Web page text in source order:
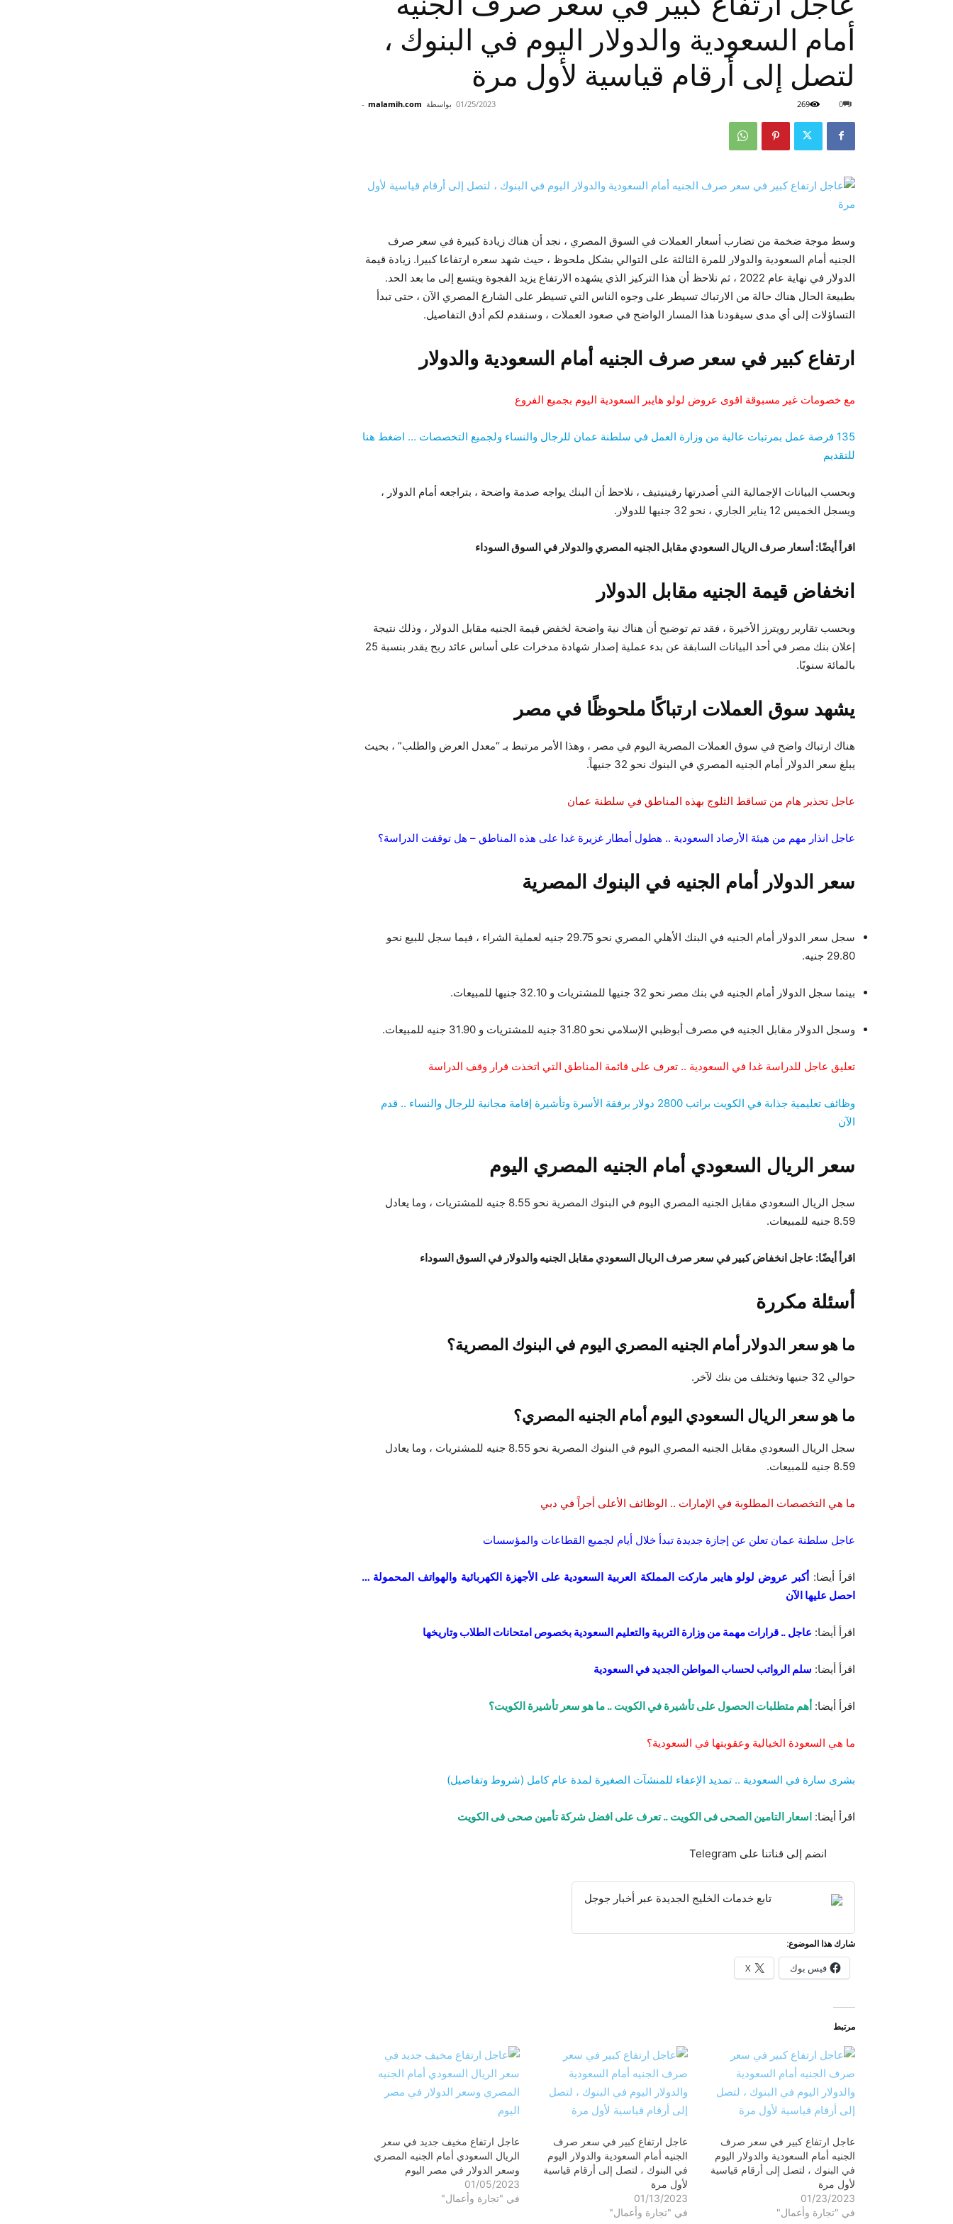
أمام السعودية والدولار اليوم في البنوك ،
لتصل إلى أرقام قياسية لأول مرة
بواسطة malamih.com
- 01/25/2023 0
269
وسط موجة ضخمة من تضارب أسعار العملات في السوق المصري ، نجد أن هناك زيادة كبيرة في سعر صرف
الجنيه أمام السعودية والدولار للمرة الثالثة على التوالي بشكل ملحوظ ، حيث شهد سعره ارتفاعا كبيرا. زيادة قيمة
الدولار في نهاية عام 2022 ، ثم نلاحظ أن هذا التركيز الذي يشهده الارتفاع يزيد الفجوة ويتسع إلى ما بعد الحد.
بطبيعة الحال هناك حالة من الارتباك تسيطر على وجوه الناس التي تسيطر على الشارع المصري الآن ، حتى تبدأ
التساؤلات إلى أي مدى سيقودنا هذا المسار الواضح في صعود العملات ، وسنقدم لكم أدق التفاصيل.
ارتفاع كبير في سعر صرف الجنيه أمام السعودية والدولار
مع خصومات غير مسبوقة اقوى عروض لولو هايبر السعودية اليوم بجميع الفروع
135 فرصة عمل بمرتبات عالية من وزارة العمل في سلطنة عمان للرجال والنساء ولجميع التخصصات … اضغط هنا
للتقديم
وبحسب البيانات الإجمالية التي أصدرتها رفينيتيف ، نلاحظ أن البنك يواجه صدمة واضحة ، بتراجعه أمام الدولار ،
ويسجل الخميس 12 يناير الجاري ، نحو 32 جنيها للدولار.
اقرأ أيضًا: أسعار صرف الريال السعودي مقابل الجنيه المصري والدولار في السوق السوداء
انخفاض قيمة الجنيه مقابل الدولار
وبحسب تقارير رويترز الأخيرة ، فقد تم توضيح أن هناك نية واضحة لخفض قيمة الجنيه مقابل الدولار ، وذلك نتيجة
إعلان بنك مصر في أحد البيانات السابقة عن بدء عملية إصدار شهادة مدخرات على أساس عائد ربح يقدر بنسبة 25
بالمائة سنويًا.
يشهد سوق العملات ارتباكًا ملحوظًا في مصر
هناك ارتباك واضح في سوق العملات المصرية اليوم في مصر ، وهذا الأمر مرتبط بـ “معدل العرض والطلب” ، بحيث
يبلغ سعر الدولار أمام الجنيه المصري في البنوك نحو 32 جنيهاً.
عاجل تحذير هام من تساقط الثلوج بهذه المناطق في سلطنة عمان
عاجل انذار مهم من هيئة الأرصاد السعودية .. هطول أمطار غزيرة غدا على هذه المناطق – هل توقفت الدراسة؟
سعر الدولار أمام الجنيه في البنوك المصرية
سجل سعر الدولار أمام الجنيه في البنك الأهلي المصري نحو 29.75 جنيه لعملية الشراء ، فيما سجل للبيع نحو
29.80 جنيه.
بينما سجل الدولار أمام الجنيه في بنك مصر نحو 32 جنيها للمشتريات و 32.10 جنيها للمبيعات.
وسجل الدولار مقابل الجنيه في مصرف أبوظبي الإسلامي نحو 31.80 جنيه للمشتريات و 31.90 جنيه للمبيعات.
تعليق عاجل للدراسة غدا في السعودية .. تعرف على قائمة المناطق التي اتخذت قرار وقف الدراسة
وظائف تعليمية جذابة في الكويت براتب 2800 دولار برفقة الأسرة وتأشيرة إقامة مجانية للرجال والنساء .. قدم
الآن
سعر الريال السعودي أمام الجنيه المصري اليوم
سجل الريال السعودي مقابل الجنيه المصري اليوم في البنوك المصرية نحو 8.55 جنيه للمشتريات ، وما يعادل
8.59 جنيه للمبيعات.
اقرأ أيضًا: عاجل انخفاض كبير في سعر صرف الريال السعودي مقابل الجنيه والدولار في السوق السوداء
أسئلة مكررة
ما هو سعر الدولار أمام الجنيه المصري اليوم في البنوك المصرية؟
حوالي 32 جنيها وتختلف من بنك لآخر.
ما هو سعر الريال السعودي اليوم أمام الجنيه المصري؟
سجل الريال السعودي مقابل الجنيه المصري اليوم في البنوك المصرية نحو 8.55 جنيه للمشتريات ، وما يعادل
8.59 جنيه للمبيعات.
ما هي التخصصات المطلوبة في الإمارات .. الوظائف الأعلى أجراً في دبي
عاجل سلطنة عمان تعلن عن إجازة جديدة تبدأ خلال أيام لجميع القطاعات والمؤسسات
اقرأ أيضا:أكبر عروض لولو هايبر ماركت المملكة العربية السعودية على الأجهزة الكهربائية والهواتف المحمولة …
احصل عليها الآن
اقرأ أيضا: عاجل .. قرارات مهمة من وزارة التربية والتعليم السعودية بخصوص امتحانات الطلاب وتاريخها
اقرأ أيضا: سلم الرواتب لحساب المواطن الجديد في السعودية
اقرأ أيضا: أهم متطلبات الحصول على تأشيرة في الكويت .. ما هو سعر تأشيرة الكويت؟
ما هي السعودة الخيالية وعقوبتها في السعودية؟
بشرى سارة في السعودية .. تمديد الإعفاء للمنشآت الصغيرة لمدة عام كامل (شروط وتفاصيل)
اقرأ أيضا: اسعار التامين الصحى فى الكويت .. تعرف على افضل شركة تأمين صحى فى الكويت
انضم إلى قناتنا على Telegram
تابع خدمات الخليج الجديدة عبر أخبار جوجل
شارك هذا الموضوع:
فيس بوك X
مرتبط
عاجل ارتفاع كبير في سعر صرف
الجنيه أمام السعودية والدولار اليوم
في البنوك ، لتصل إلى أرقام قياسية
لأول مرة
01/23/2023
في "تجارة وأعمال"
عاجل ارتفاع كبير في سعر صرف
الجنيه أمام السعودية والدولار اليوم
في البنوك ، لتصل إلى أرقام قياسية
لأول مرة
01/13/2023
في "تجارة وأعمال"
عاجل ارتفاع مخيف جديد في سعر
الريال السعودي أمام الجنيه المصري
وسعر الدولار في مصر اليوم
01/05/2023
في "تجارة وأعمال"